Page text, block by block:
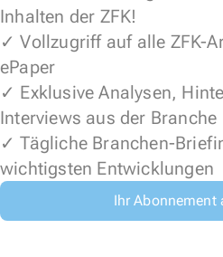
Inhalten der ZFK!
✓ Vollzugriff auf alle ZFK-
ePaper
✓ Exklusive Analysen,
Interviews aus der Branche
✓ Tägliche Branchen-
wichtigsten Entwicklungen
Ihr Abonnement